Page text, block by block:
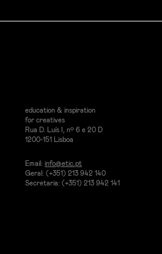
education & inspiration
for creatives
Rua D. Luís I, nº 6 e 20 D
1200-151 Lisboa
Email: info@etic.pt
Geral: (+351) 213 942 140
Secretaria: (+351) 213 942 141